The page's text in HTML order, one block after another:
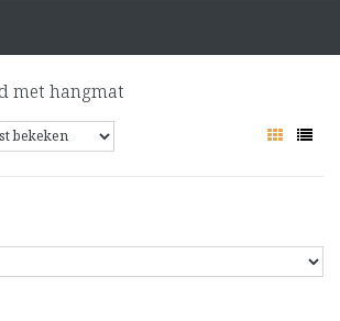
met hangmat